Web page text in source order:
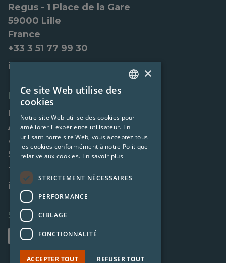
Regus - 1 Place de la Gare
59000 Lille
France
+33 3 51 77 99 30
info@elevate-it.fr
Elevate Spain
Elevate-IT SL
Av. de Aragón 30, 12º a-b-c
46021 Valencia
Spain
+34 960 25 94 01
info@elevate-it.es
Social links
×
Ce site Web utilise des
cookies
Notre site Web utilise des cookies pour
améliorer l"expérience utilisateur. En
utilisant notre site Web, vous acceptez tous
les cookies conformément à notre Politique
relative aux cookies. En savoir plus
STRICTEMENT NÉCESSAIRES
PERFORMANCE
CIBLAGE
FONCTIONNALITÉ
ACCEPTER TOUT REFUSER TOUT